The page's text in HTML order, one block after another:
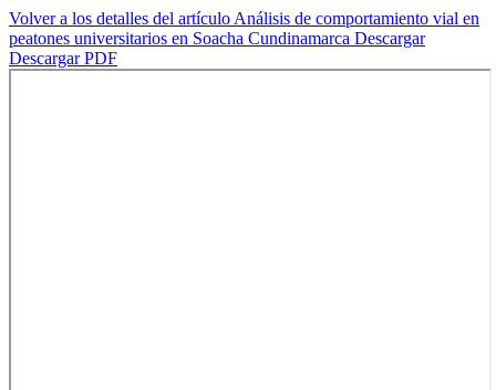
Volver a los detalles del artículo Análisis de comportamiento vial en
peatones universitarios en Soacha Cundinamarca Descargar
Descargar PDF